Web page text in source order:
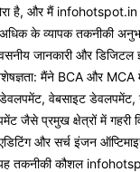
वोरा है, और मैं
के व्यापक तकनीकी
जानकारी और डिजिटल
मैंने BCA और MCA में
वेबसाइट डेवलपमेंट,
जैसे प्रमुख क्षेत्रों में गहरी
और सर्च इंजन
यह तकनीकी कौशल